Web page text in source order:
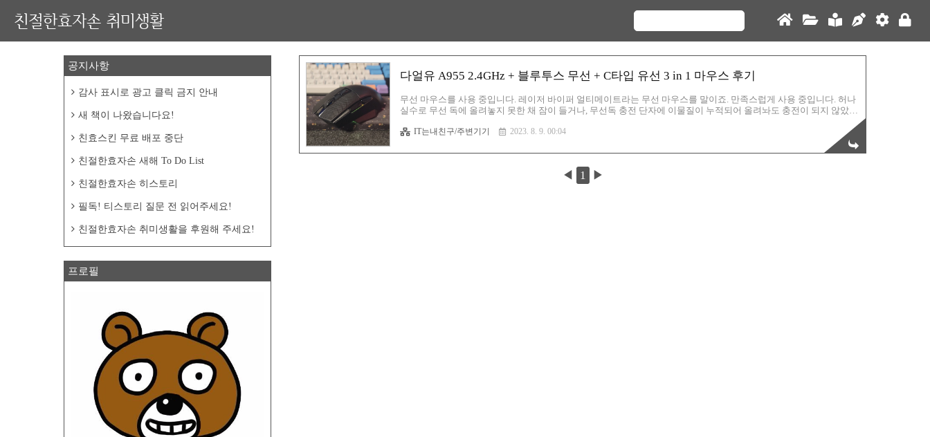
친절한효자손 취미생활
다얼유 A955 2.4GHz + 블루투스 무선 + C타입 유선 3 in 1 마우스 후기
무선 마우스를 사용 중입니다. 레이저 바이퍼 얼티메이트라는 무선 마우스를 말이죠. 만족스럽게 사용 중입니다. 허나
실수로 무선 독에 올려놓지 못한 채 잠이 들거나, 무선독 충전 단자에 이물질이 누적되어 올려놔도 충전이 되지 않았거
우에는 다시 충전을 시키고 임시 방편으로 유선 마우스를 연결하거나 AA 건전지를 넣는 무선 마우스를 사용하곤 합니
다. 솔직히 불편하죠. 그래서 이 불편함을 종결시키고자 이런 생각을 하게 됩니다. '충전독이 있는 무선 마우스를 하나
더 마련한다면?!' 그렇습니다. 그렇게해서 다얼유 A955 마우스를 구매하게 된 것입니다. 사실상 돈지랄이죠. 원래 구매
IT는내친구/주변기기 2023. 8. 9. 00:04
◀ 1 ▶
공지사항
감사 표시로 광고 클릭 금지 안내
새 책이 나왔습니다요!
친효스킨 무료 배포 중단
친절한효자손 새해 To Do List
친절한효자손 히스토리
필독! 티스토리 질문 전 읽어주세요!
친절한효자손 취미생활을 후원해 주세요!
프로필